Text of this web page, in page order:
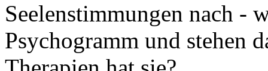
Seelenstimmungen nach -
Psychogramm und stehen